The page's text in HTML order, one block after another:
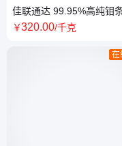
佳联通达 99.95%高纯钼条
灰色圆条 方条 耐高温 耐
￥320.00/千克
在